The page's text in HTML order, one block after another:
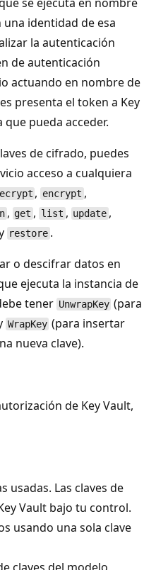
identidad de esa
la autenticación
de autenticación
actuando en nombre de
presenta el token a Key
pueda acceder.
de cifrado, puedes
acceso a cualquiera
, encrypt ,
, get , list , update ,
restore .
o descifrar datos en
ejecuta la instancia de
tener UnwrapKey (para
WrapKey (para insertar
nueva clave).
de Key Vault,
usadas. Las claves de
Vault bajo tu control.
usando una sola clave